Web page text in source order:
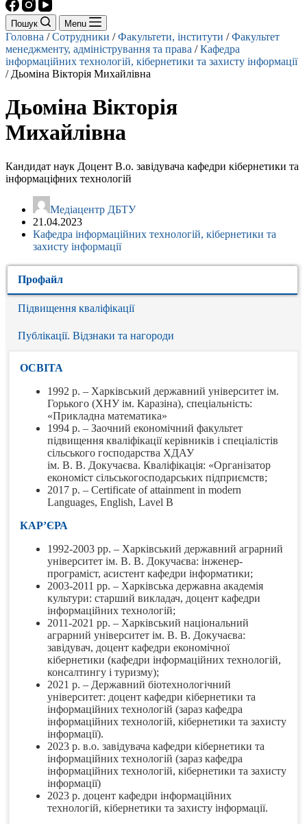
Пошук Menu
Головна /Сотрудники /Факультети, інститути /Факультет
менеджменту, адміністрування та права /Кафедра
інформаційних технологій, кібернетики та захисту інформації
/ Дьоміна Вікторія Михайлівна
Дьоміна Вікторія
Михайлівна
Кандидат наук Доцент В.о. завідувача кафедри кібернетики та
інформаціфних технологій
Mедіацентр ДБТУ
21.04.2023
Кафедра інформаційних технологій, кібернетики та
захисту інформації
Профайл
Підвищення кваліфікації
Публікації. Відзнаки та нагороди
ОСВІТА
1992 р. – Харківський державний університет ім.
Горького (ХНУ ім. Каразіна), спеціальність:
«Прикладна математика»
1994 р. – Заочний економічний факультет
підвищення кваліфікації керівників і спеціалістів
сільського господарства ХДАУ
ім. В. В. Докучаєва. Кваліфікація: «Організатор
економіст сільськогосподарських підприємств;
2017 р. – Certificate of attainment in modern
Languages, English, Lavel B
КАР’ЄРА
1992-2003 рр. – Харківський державний аграрний
університет ім. В. В. Докучаєва: інженер-
програміст, асистент кафедри інформатики;
2003-2011 рр. – Харківська державна академія
культури: старший викладач, доцент кафедри
інформаційних технологій;
2011-2021 рр. – Харківський національний
аграрний університет ім. В. В. Докучаєва:
завідувач, доцент кафедри економічної
кібернетики (кафедри інформаційних технологій,
консалтингу і туризму);
2021 р. – Державний біотехнологічний
університет: доцент кафедри кібернетики та
інформаційних технологій (зараз кафедра
інформаційних технологій, кібернетики та захисту
інформації).
2023 р. в.о. завідувача кафедри кібернетики та
інформаційних технологій (зараз кафедра
інформаційних технологій, кібернетики та захисту
інформації)
2023 р. доцент кафедри інформаційних
технологій, кібернетики та захисту інформації.